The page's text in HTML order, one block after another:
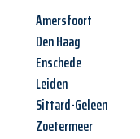
Amersfoort
Den Haag
Enschede
Leiden
Sittard-Geleen
Zoetermeer